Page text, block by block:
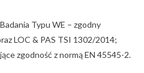
Typu WE – zgodny
LOC & PAS TSI 1302/2014;
zgodność z normą EN 45545-2.